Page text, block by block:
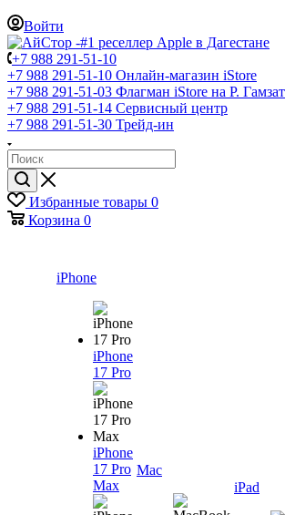
Войти
+7 988 291-51-10
+7 988 291-51-10 Онлайн-магазин iStore
+7 988 291-51-03 Флагман iStore на Р.
+7 988 291-51-14 Сервисный центр
+7 988 291-51-30 Трейд-ин
Избранные товары 0
Корзина 0
iPhone
iPhone
17 Pro
iPhone
17 Pro
Max
Mac
iPad